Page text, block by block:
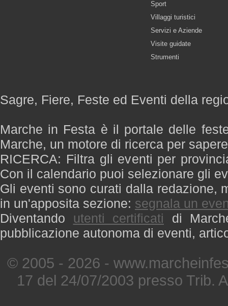
Sport
Villaggi turistici
Servizi e Aziende
Visite guidate
Strumenti
Sagre, Fiere, Feste ed Eventi della
Marche in Festa è il portale delle
Marche, un motore di ricerca per
RICERCA: Filtra gli eventi per
Con il calendario puoi selezionare gli
Gli eventi sono curati dalla redazione,
in un'apposita sezione: segnala un
Diventando utenti certificati di
pubblicazione autonoma di eventi,
© 2005 - 2026 -
17 del 24/07/2003 presso Trib.